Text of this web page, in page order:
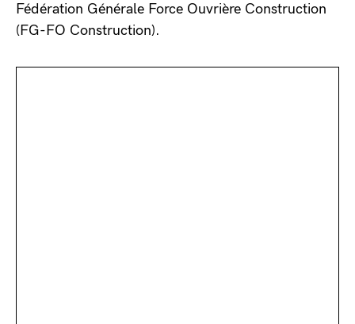
Fédération Générale Force Ouvrière Construction
(FG-FO Construction).